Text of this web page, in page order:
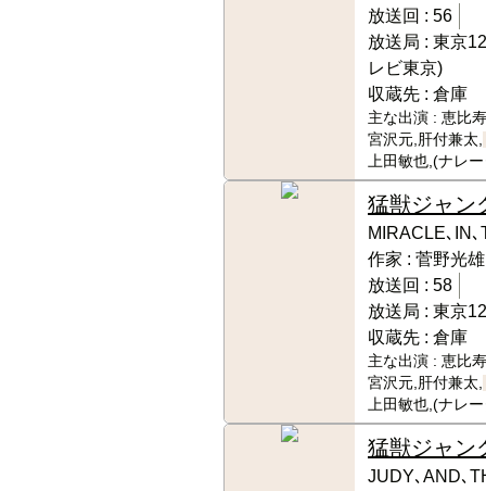
放送回 : 56
放送局 : 東京
レビ東京)
収蔵先 : 倉庫
主な出演 : 恵比
宮沢元,肝付兼太,
上田敏也,(ナレ
猛獣ジャン
MIRACLE､IN
作家 : 菅野光
放送回 : 58
放送局 : 東京
収蔵先 : 倉庫
主な出演 : 恵比
宮沢元,肝付兼太,
上田敏也,(ナレ
猛獣ジャン
JUDY､AND､